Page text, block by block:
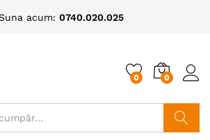
acum: 0740.020.025
0 0